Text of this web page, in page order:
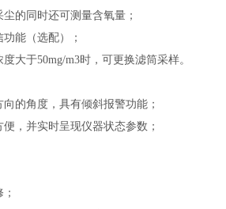
的同时还可测量含氧量；
能（选配）；
度大于50mg/m3时，可更换滤筒采样。
的角度，具有倾斜报警功能；
，并实时呈现仪器状态参数；